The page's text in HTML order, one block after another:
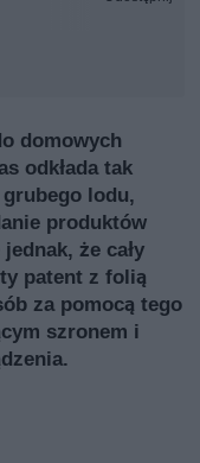
domowych
odkłada tak
lodu,
produktów
że cały
patent z folią
za pomocą tego
szronem i